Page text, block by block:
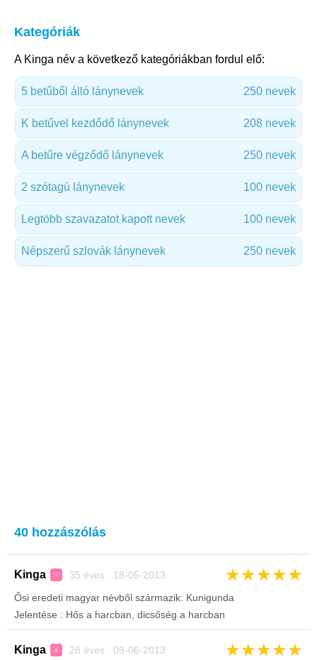
Kategóriák
A Kinga név a következő kategóriákban fordul elő:
5 betűből álló lánynevek 250 nevek
K betűvel kezdődő lánynevek 208 nevek
A betűre végződő lánynevek 250 nevek
2 szótagú lánynevek 100 nevek
Legtöbb szavazatot kapott nevek 100 nevek
Népszerű szlovák lánynevek 250 nevek
40 hozzászólás
Kinga ♀ 35 éves 18-05-2013 ★★★★★
Ősi eredeti magyar névből származik: Kunigunda
Jelentése : Hős a harcban, dicsőség a harcban
Kinga ♀ 28 éves 09-06-2013 ★★★★★